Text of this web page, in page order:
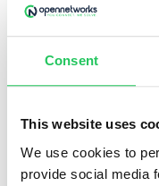
Consent
This website uses
We use cookies to
provide social media
támogatás –